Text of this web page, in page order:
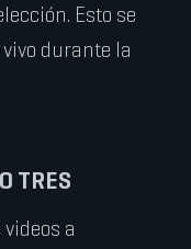
Esto se
durante la
TRES
a